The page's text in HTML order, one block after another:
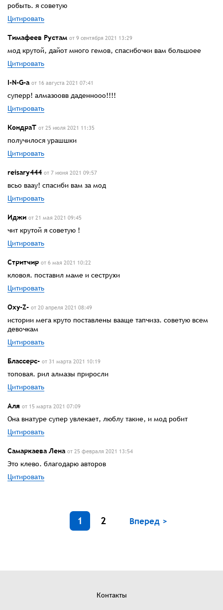
робыть. я советую
Цитировать
Тимафеев Рустам от 9 сентября 2021 13:29
мод крутой, дайот много гемов, спасибочки вам большоее
Цитировать
I-N-G-a от 16 августа 2021 07:41
суперр! алмазоовв даденнооо!!!!
Цитировать
КондраТ от 25 июля 2021 11:35
получилося урашшки
Цитировать
reisarу444 от 7 июня 2021 09:57
всьо ваау! спасиби вам за мод
Цитировать
Иджи от 21 мая 2021 09:45
чит крутой я советую !
Цитировать
Стритчир от 6 мая 2021 10:22
кловоя. поставил маме и сеструхи
Цитировать
Oxy-Z- от 20 апреля 2021 08:49
истории мега круто поставлены вааще тапчизз. советую всем
девочкам
Цитировать
Блассерс- от 31 марта 2021 10:19
топовая. рил алмазы приросли
Цитировать
Аля от 15 марта 2021 07:09
Она внатуре супер увлекает, люблу такие, и мод робит
Цитировать
Самаркаева Лена от 25 февраля 2021 13:54
Это клево. благодарю авторов
Цитировать
1 2 Вперед >
Контакты